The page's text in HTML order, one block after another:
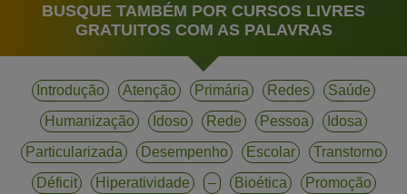
BUSQUE TAMBÉM POR CURSOS LIVRES
GRATUITOS COM AS PALAVRAS
Introdução Atenção Primária Redes
Saúde
Humanização
Idoso Rede Pessoa
Idosa
Particularizada
Desempenho Escolar
Transtorno
Déficit
Hiperatividade – Bioética
Promoção